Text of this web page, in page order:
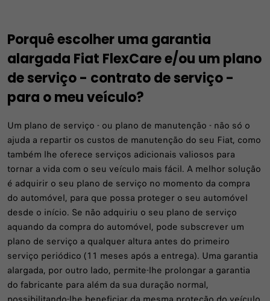
Porquê escolher uma garantia
alargada Fiat FlexCare e/ou um plano
de serviço - contrato de serviço -
para o meu veículo?
Um plano de serviço - ou plano de manutenção - não só o
ajuda a repartir os custos de manutenção do seu Fiat, como
também lhe oferece serviços adicionais valiosos para
tornar a vida com o seu veículo mais fácil. A melhor solução
é adquirir o seu plano de serviço no momento da compra
do automóvel, para que possa proteger o seu automóvel
desde o início. Se não adquiriu o seu plano de serviço
aquando da compra do automóvel, pode subscrever um
plano de serviço a qualquer altura antes do primeiro
serviço periódico (11 meses após a entrega). Uma garantia
alargada, por outro lado, permite-lhe prolongar a garantia
do fabricante para além da sua duração normal,